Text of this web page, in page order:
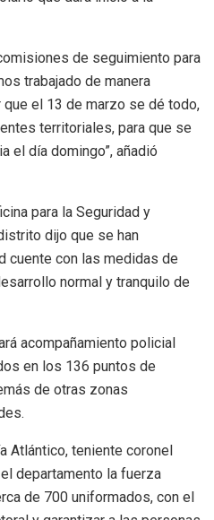
de seguimiento para
trabajado de manera
el 13 de marzo se dé todo,
territoriales, para que se
el día domingo”, añadió
para la Seguridad y
dijo que se han
cuente con las medidas de
normal y tranquilo de
acompañamiento policial
en los 136 puntos de
de otras zonas
Atlántico, teniente coronel
departamento la fuerza
de 700 uniformados, con el